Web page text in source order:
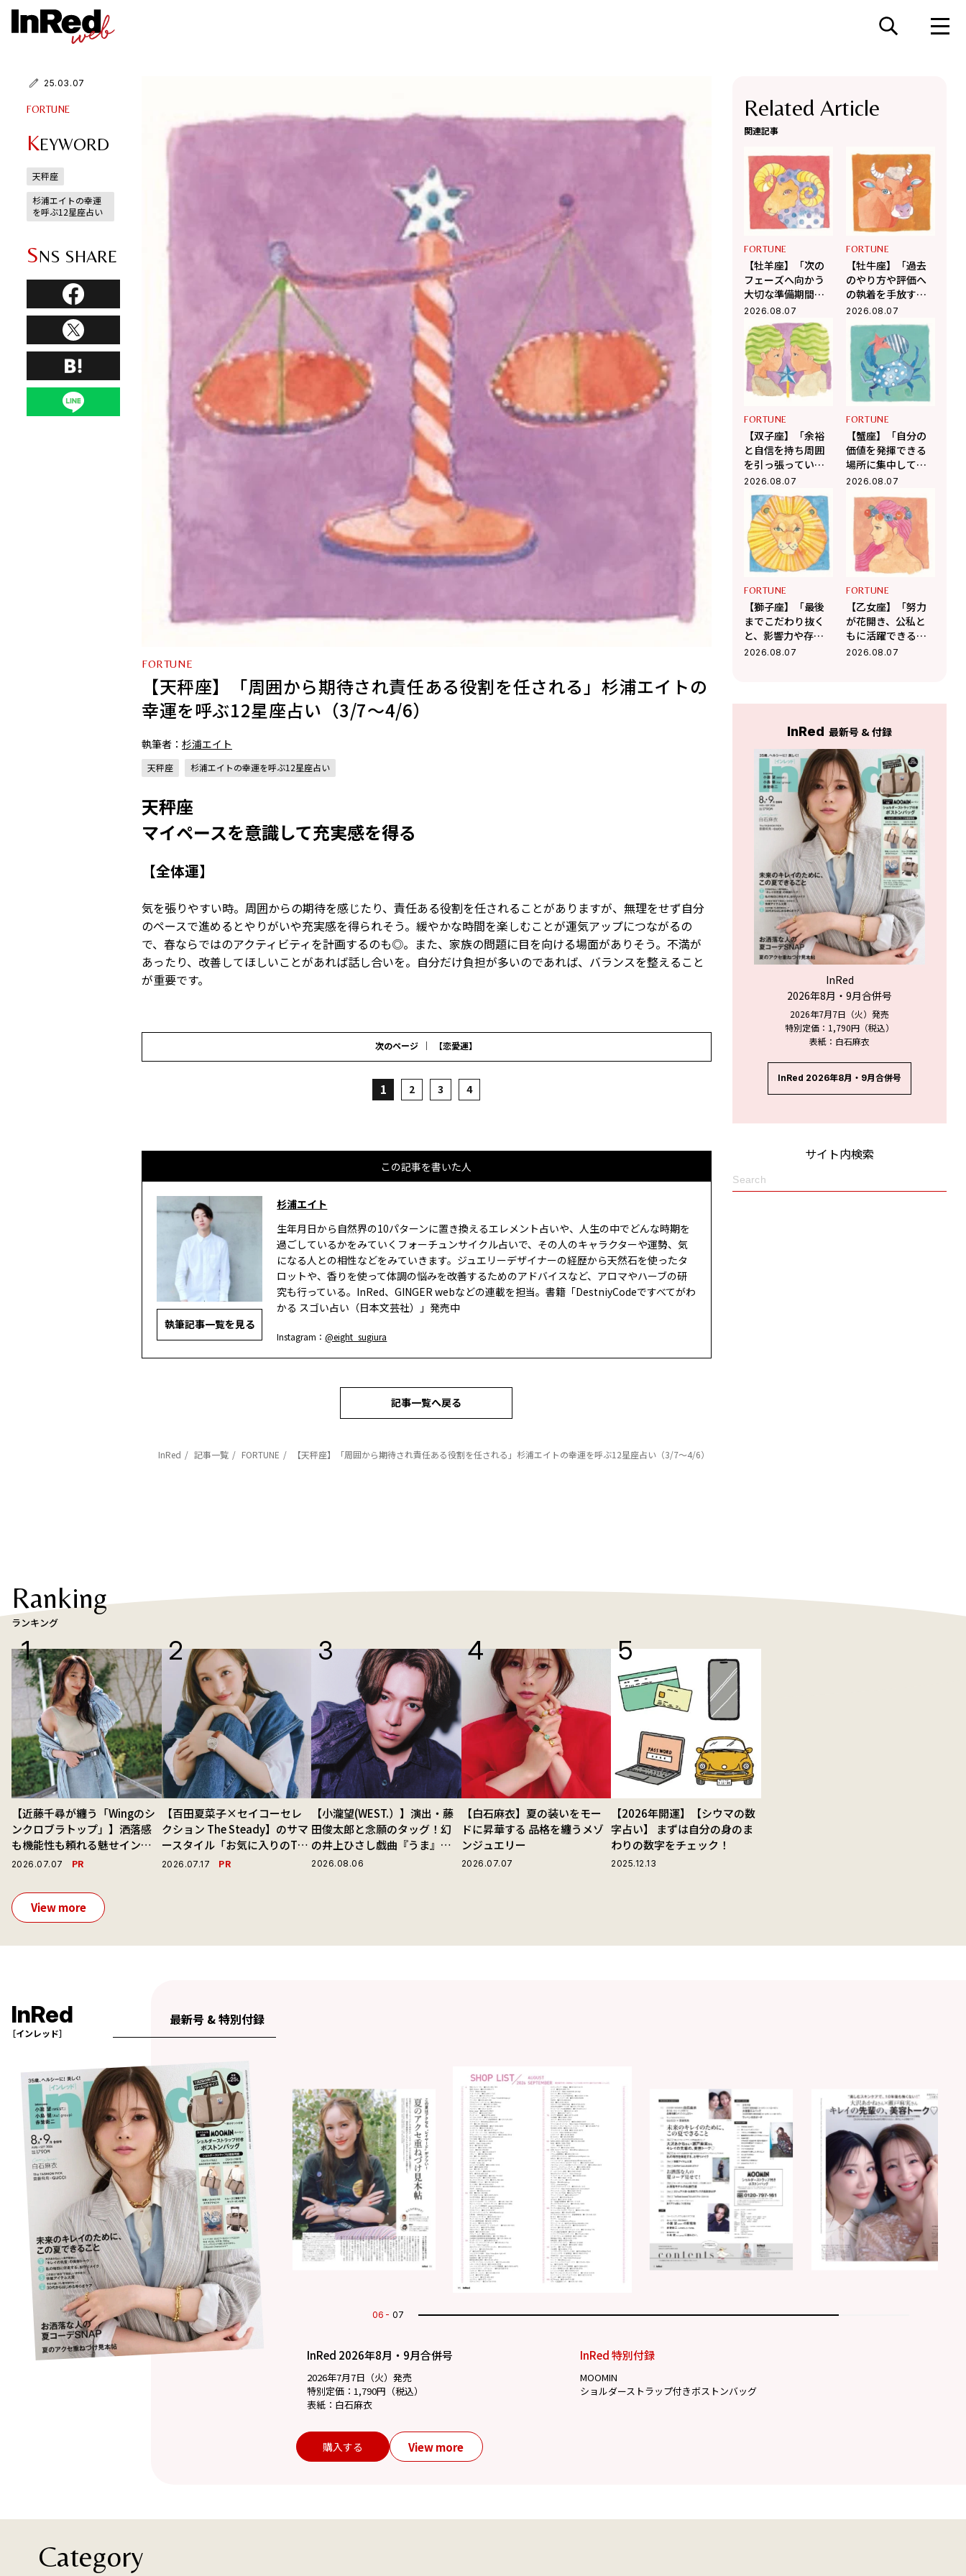
FORTUNE
【天秤座】「周囲から期待され責任ある役割を任される」杉浦エイトの
幸運を呼ぶ12星座占い（3/7～4/6）
執筆者： 杉浦エイト
天秤座 杉浦エイトの幸運を呼ぶ12星座占い
天秤座
マイペースを意識して充実感を得る
【全体運】
気を張りやすい時。周囲からの期待を感じたり、責任ある役割を任されることがありますが、無理をせず自分
のペースで進めるとやりがいや充実感を得られそう。緩やかな時間を楽しむことが運気アップにつながるの
で、春ならではのアクティビティを計画するのも◎。また、家族の問題に目を向ける場面がありそう。不満が
あったり、改善してほしいことがあれば話し合いを。自分だけ負担が多いのであれば、バランスを整えること
が重要です。
次のページ 【恋愛運】
1 2 3 4
この記事を書いた人
執筆記事一覧を見る
杉浦エイト
生年月日から自然界の10パターンに置き換えるエレメント占いや、人生の中でどんな時期を
過ごしているかをみていくフォーチュンサイクル占いで、その人のキャラクターや運勢、気
になる人との相性などをみていきます。ジュエリーデザイナーの経歴から天然石を使ったタ
ロットや、香りを使って体調の悩みを改善するためのアドバイスなど、アロマやハーブの研
究も行っている。InRed、GINGER webなどの連載を担当。書籍「DestniyCodeですべてがわ
かる スゴい占い（日本文芸社）」発売中
Instagram：@eight_sugiura
記事一覧へ戻る
InRed 記事一覧 FORTUNE 【天秤座】「周囲から期待され責任ある役割を任される」杉浦エイトの幸運を呼ぶ12星座占い（3/7～4/6）
25.03.07
FORTUNE
KEYWORD
天秤座
杉浦エイトの幸運
を呼ぶ12星座占い
SNS SHARE
Related Article
関連記事
FORTUNE
【牡羊座】「次の
フェーズへ向かう
大切な準備期間」
杉浦エイトの幸運
を呼ぶ12星座占い
（8/7～9/6）
2026.08.07
FORTUNE
【牡牛座】「過去
のやり方や評価へ
の執着を手放す
時」杉浦エイトの
幸運を呼ぶ12星座
占い（8/7～9/6）
2026.08.07
FORTUNE
【双子座】「余裕
と自信を持ち周囲
を引っ張ってい
く」杉浦エイトの
幸運を呼ぶ12星座
占い（8/7～9/6）
2026.08.07
FORTUNE
【蟹座】「自分の
価値を発揮できる
場所に集中して」
杉浦エイトの幸運
を呼ぶ12星座占い
（7/7～8/6）
2026.08.07
FORTUNE
【獅子座】「最後
までこだわり抜く
と、影響力や存在
感が高まる」杉浦
2026.08.07
FORTUNE
【乙女座】「努力
が花開き、公私と
もに活躍できる絶
好調な運気」杉浦
2026.08.07
InRed 最新号 & 付録
InRed
2026年8月・9月合併号
2026年7月7日（火）発売
特別定価：1,790円（税込）
表紙：白石麻衣
InRed 2026年8月・9月合併号
サイト内検索
Ranking
ランキング
【近藤千尋が纏う「Wingのシ
ンクロブラトップ」】洒落感
も機能性も頼れる魅せインナ
ーで毎日を心地よくアプデ！
2026.07.07 PR
【百田夏菜子×セイコーセレ
クション The Steady】のサマ
ースタイル「お気に入りのTシ
ャツと最高の時計と。」
2026.07.17 PR
【小瀧望(WEST.）】演出・藤
田俊太郎と念願のタッグ！幻
の井上ひさし戯曲『うま』で
演じる“爽快な悪人”の魅力と
2026.08.06
【白石麻衣】夏の装いをモー
ドに昇華する 品格を纏うメゾ
ンジュエリー
2026.07.07
【2026年開運】【シウマの数
字占い】 まずは自分の身のま
わりの数字をチェック！
2025.12.13
View more
InRed
［インレッド］
最新号 & 特別付録
07 07
InRed 2026年8月・9月合併号
2026年7月7日（火）発売
特別定価：1,790円（税込）
表紙：白石麻衣
InRed 特別付録
MOOMIN
ショルダーストラップ付きボストンバッグ
購入する View more
Category